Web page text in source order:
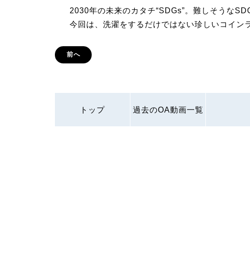
2030年の未来のカタチ“SDGs”。難しそうな
今回は、洗濯をするだけではない珍しいコイン
前へ
トップ 過去のOA動画一覧